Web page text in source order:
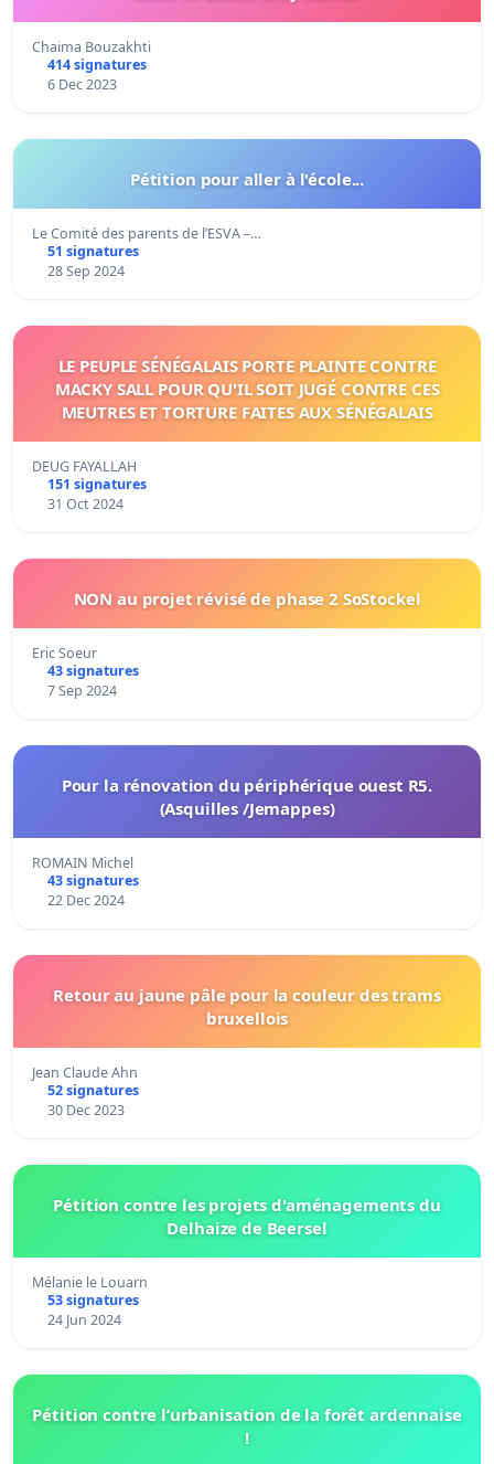
Chaima Bouzakhti
414 signatures
6 Dec 2023
Pétition pour aller à l'école...
Le Comité des parents de l’ESVA –…
51 signatures
28 Sep 2024
LE PEUPLE SÉNÉGALAIS PORTE PLAINTE CONTRE
MACKY SALL POUR QU'IL SOIT JUGÉ CONTRE CES
MEUTRES ET TORTURE FAITES AUX SÉNÉGALAIS
DEUG FAYALLAH
151 signatures
31 Oct 2024
NON au projet révisé de phase 2 SoStockel
Eric Soeur
43 signatures
7 Sep 2024
Pour la rénovation du périphérique ouest R5.
(Asquilles /Jemappes)
ROMAIN Michel
43 signatures
22 Dec 2024
Retour au jaune pâle pour la couleur des trams
bruxellois
Jean Claude Ahn
52 signatures
30 Dec 2023
Pétition contre les projets d'aménagements du
Delhaize de Beersel
Mélanie le Louarn
53 signatures
24 Jun 2024
Pétition contre l’urbanisation de la forêt ardennaise
!